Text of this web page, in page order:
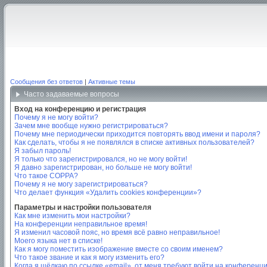
Сообщения без ответов | Активные темы
Часто задаваемые вопросы
Вход на конференцию и регистрация
Почему я не могу войти?
Зачем мне вообще нужно регистрироваться?
Почему мне периодически приходится повторять ввод имени и пароля?
Как сделать, чтобы я не появлялся в списке активных пользователей?
Я забыл пароль!
Я только что зарегистрировался, но не могу войти!
Я давно зарегистрирован, но больше не могу войти!
Что такое COPPA?
Почему я не могу зарегистрироваться?
Что делает функция «Удалить cookies конференции»?
Параметры и настройки пользователя
Как мне изменить мои настройки?
На конференции неправильное время!
Я изменил часовой пояс, но время всё равно неправильное!
Моего языка нет в списке!
Как я могу поместить изображение вместе со своим именем?
Что такое звание и как я могу изменить его?